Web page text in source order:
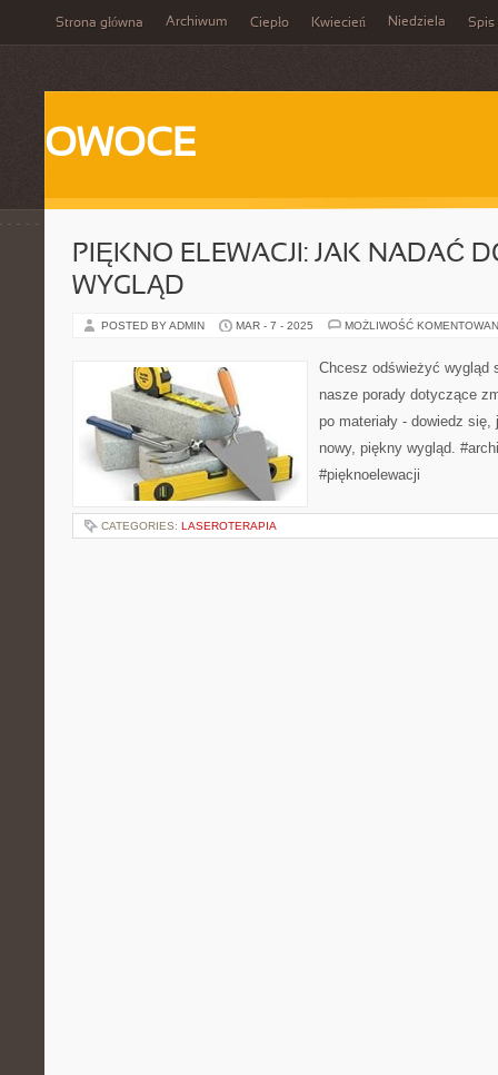
Strona główna Archiwum Ciepło Kwiecień Niedziela Spis
OWOCE
PIĘKNO ELEWACJI: JAK NADAĆ
WYGLĄD
POSTED BY ADMIN MAR - 7 - 2025 MOŻLIWOŚĆ
Chcesz odświeżyć wygląd
nasze porady dotyczące
po materiały - dowiedz
nowy, piękny wygląd.
#pięknoelewacji
CATEGORIES: LASEROTERAPIA